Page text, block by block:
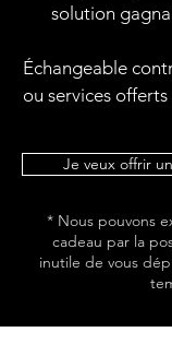
solution
Échangeable
ou services offerts
Je veux offrir
* Nous pouvons
cadeau par la
inutile de vous